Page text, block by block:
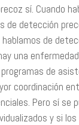
sí. Cuando
de detección
de
una
de
coordinación
Pero sí se
y si los